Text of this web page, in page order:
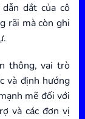
dắt của cô
rãi mà còn ghi
thông, vai trò
và định hướng
mẽ đối với
và các đơn vị